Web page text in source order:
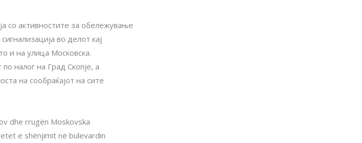
со активностите за обележување
во делот кај
и на улица Московска.
налог на Град Скопје, а
на сообраќајот на сите
dhe rrugën Moskovska
e shënjimit në bulevardin